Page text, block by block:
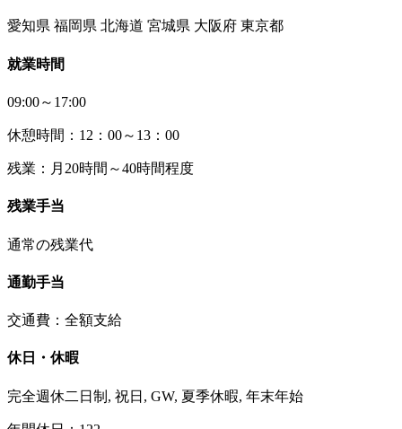
愛知県 福岡県 北海道 宮城県 大阪府 東京都
就業時間
09:00～17:00
休憩時間：12：00～13：00
残業：月20時間～40時間程度
残業手当
通常の残業代
通勤手当
交通費：全額支給
休日・休暇
完全週休二日制, 祝日, GW, 夏季休暇, 年末年始